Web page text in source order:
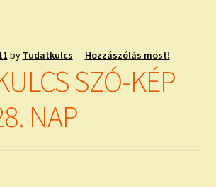
by Tudatkulcs — Hozzászólás most!
SZÓ-KÉP
NAP